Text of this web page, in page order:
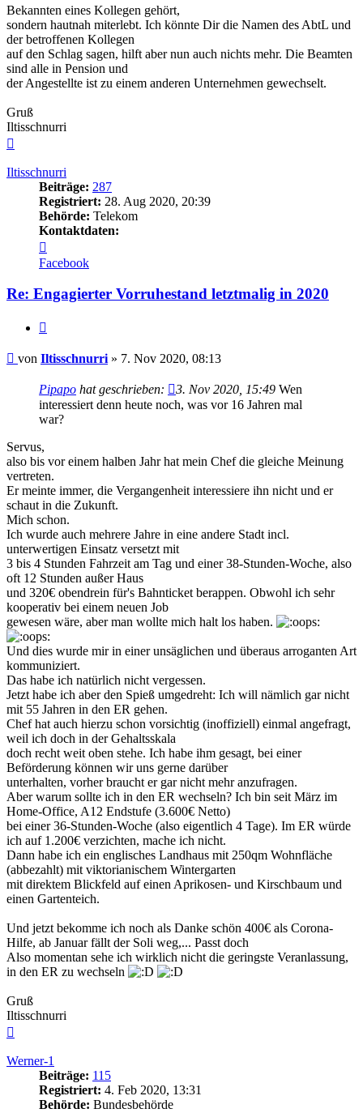
Bekannten eines Kollegen gehört,
sondern hautnah miterlebt. Ich könnte Dir die Namen des AbtL und
der betroffenen Kollegen
auf den Schlag sagen, hilft aber nun auch nichts mehr. Die Beamten
sind alle in Pension und
der Angestellte ist zu einem anderen Unternehmen gewechselt.
Gruß
Iltisschnurri
Iltisschnurri
Beiträge: 287
Registriert: 28. Aug 2020, 20:39
Behörde: Telekom
Kontaktdaten:
von
Iltisschnurri
Facebook
Re: Engagierter Vorruhestand letztmalig in 2020
Beitrag
von Iltisschnurri » 7. Nov 2020, 08:13
Pipapo hat geschrieben: 3. Nov 2020, 15:49 Wen
interessiert denn heute noch, was vor 16 Jahren mal
war?
Servus,
also bis vor einem halben Jahr hat mein Chef die gleiche Meinung
vertreten.
Er meinte immer, die Vergangenheit interessiere ihn nicht und er
schaut in die Zukunft.
Mich schon.
Ich wurde auch mehrere Jahre in eine andere Stadt incl.
unterwertigen Einsatz versetzt mit
3 bis 4 Stunden Fahrzeit am Tag und einer 38-Stunden-Woche, also
oft 12 Stunden außer Haus
und 320€ obendrein für's Bahnticket berappen. Obwohl ich sehr
kooperativ bei einem neuen Job
gewesen wäre, aber man wollte mich halt los haben.
Und dies wurde mir in einer unsäglichen und überaus arroganten Art
kommuniziert.
Das habe ich natürlich nicht vergessen.
Jetzt habe ich aber den Spieß umgedreht: Ich will nämlich gar nicht
mit 55 Jahren in den ER gehen.
Chef hat auch hierzu schon vorsichtig (inoffiziell) einmal angefragt,
weil ich doch in der Gehaltsskala
doch recht weit oben stehe. Ich habe ihm gesagt, bei einer
Beförderung können wir uns gerne darüber
unterhalten, vorher braucht er gar nicht mehr anzufragen.
Aber warum sollte ich in den ER wechseln? Ich bin seit März im
Home-Office, A12 Endstufe (3.600€ Netto)
bei einer 36-Stunden-Woche (also eigentlich 4 Tage). Im ER würde
ich auf 1.200€ verzichten, mache ich nicht.
Dann habe ich ein englisches Landhaus mit 250qm Wohnfläche
(abbezahlt) mit viktorianischem Wintergarten
mit direktem Blickfeld auf einen Aprikosen- und Kirschbaum und
einen Gartenteich.
Und jetzt bekomme ich noch als Danke schön 400€ als Corona-
Hilfe, ab Januar fällt der Soli weg,... Passt doch
Also momentan sehe ich wirklich nicht die geringste Veranlassung,
in den ER zu wechseln
Gruß
Iltisschnurri
Werner-1
Beiträge: 115
Registriert: 4. Feb 2020, 13:31
Behörde: Bundesbehörde